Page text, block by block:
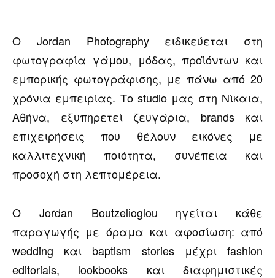
Ο Jordan Photography ειδικεύεται στη
φωτογραφία γάμου, μόδας, προϊόντων και
εμπορικής φωτογράφισης, με πάνω από 20
χρόνια εμπειρίας. Το studio μας στη Νίκαια,
Αθήνα, εξυπηρετεί ζευγάρια, brands και
επιχειρήσεις που θέλουν εικόνες με
καλλιτεχνική ποιότητα, συνέπεια και
προσοχή στη λεπτομέρεια.
Ο Jordan Boutzelioglou ηγείται κάθε
παραγωγής με όραμα και αφοσίωση: από
wedding και baptism stories μέχρι fashion
editorials, lookbooks και διαφημιστικές